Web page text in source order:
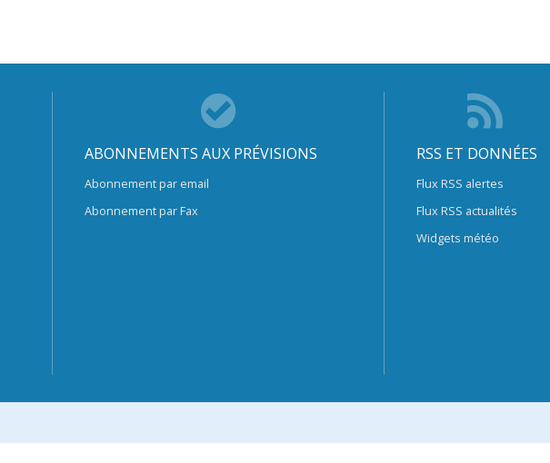
ABONNEMENTS AUX PRÉVISIONS
Abonnement par email
Abonnement par Fax
RSS ET DONNÉES
Flux RSS alertes
Flux RSS actualités
Widgets météo